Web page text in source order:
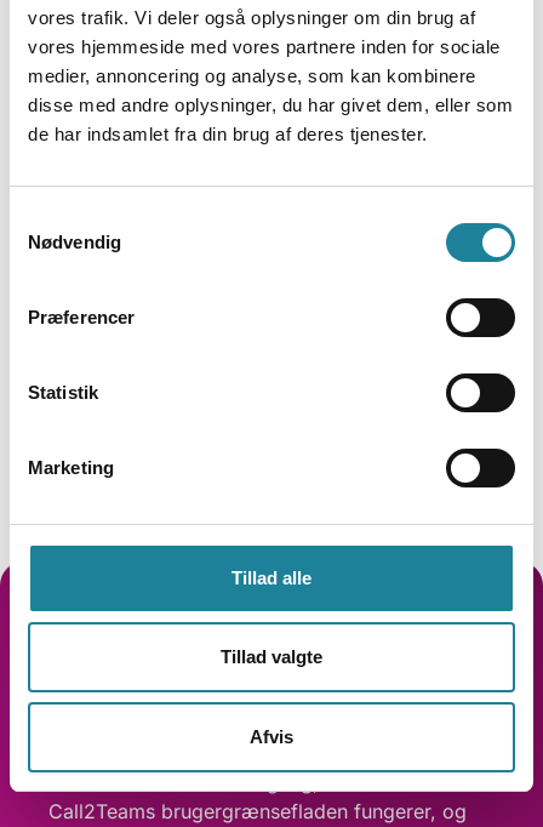
vores trafik. Vi deler også oplysninger om din brug af
vores hjemmeside med vores partnere inden for sociale
medier, annoncering og analyse, som kan kombinere
disse med andre oplysninger, du har givet dem, eller som
de har indsamlet fra din brug af deres tjenester.
Nødvendig
Præferencer
Statistik
Marketing
Tillad alle
Tillad valgte
Afvis
Implementér på timer, ikke uger
Hurtig opsætning, der får brugerne i gang
med opkald så hurtigt som muligt og sikrer
Se hvordan det fungerer
Nysgerrig på, hvordan Call2Teams forbinder dit
telefonsystem med Microsoft Teams uden
Call2Teams brugergrænsefladen fungerer, og